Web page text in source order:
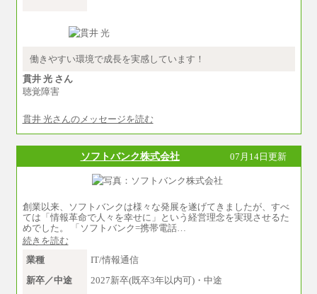
■(株)JTB商事
エリア総合職 月給180,000～205,000円＋地域
手当
了
■(株)JTBビジネストラベルソリューションズ
総合職 月給220,000～230,000円＋地域間調整
給
エリア総合職 月給206,000円～214,000＋地域
※詳細はJTBキャリアサイトよりご確認くださ
い。
みなし残業手当：20,000円（一律支給）※み
※超過勤務手当：みなし残業時間を超える残
働きやすい環境で成長を実感しています！
貫井 光 さん
聴覚障害
貫井 光さんのメッセージを読む
ソフトバンク株式会社 07月14日更新
創業以来、ソフトバンクは様々な発展を遂げてきましたが、すべ
ては「情報革命で人々を幸せに」という経営理念を実現させるた
めでした。 「ソフトバンク=携帯電話…
続きを読む
業種
IT/情報通信
新卒／中途
2027新卒(既卒3年以内可)・中途